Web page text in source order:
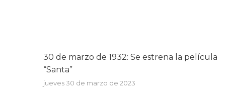
30 de marzo de 1932: Se estrena la película
“Santa”
jueves 30 de marzo de 2023